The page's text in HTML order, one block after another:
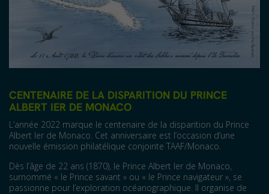
CENTENAIRE DE LA DISPARITION DU PRINCE
ALBERT IER DE MONACO
L’année 2022 marque le centenaire de la disparition du Prince
Albert Ier de Monaco. Cet anniversaire est l’occasion d’une
nouvelle émission philatélique conjointe TAAF/Monaco.
Dès l’âge de 22 ans (1870), le Prince Albert Ier de Monaco,
surnommé « le Prince savant » ou « le Prince navigateur », se
passionne pour l’exploration océanographique. Il organise de